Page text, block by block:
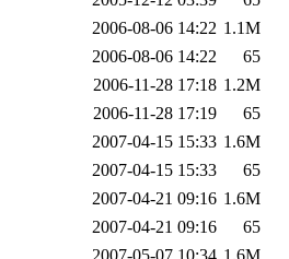
2006-08-06 14:22 1.1M
2006-08-06 14:22
65
2006-11-28 17:18 1.2M
2006-11-28 17:19
65
2007-04-15 15:33 1.6M
2007-04-15 15:33
65
2007-04-21 09:16 1.6M
2007-04-21 09:16
65